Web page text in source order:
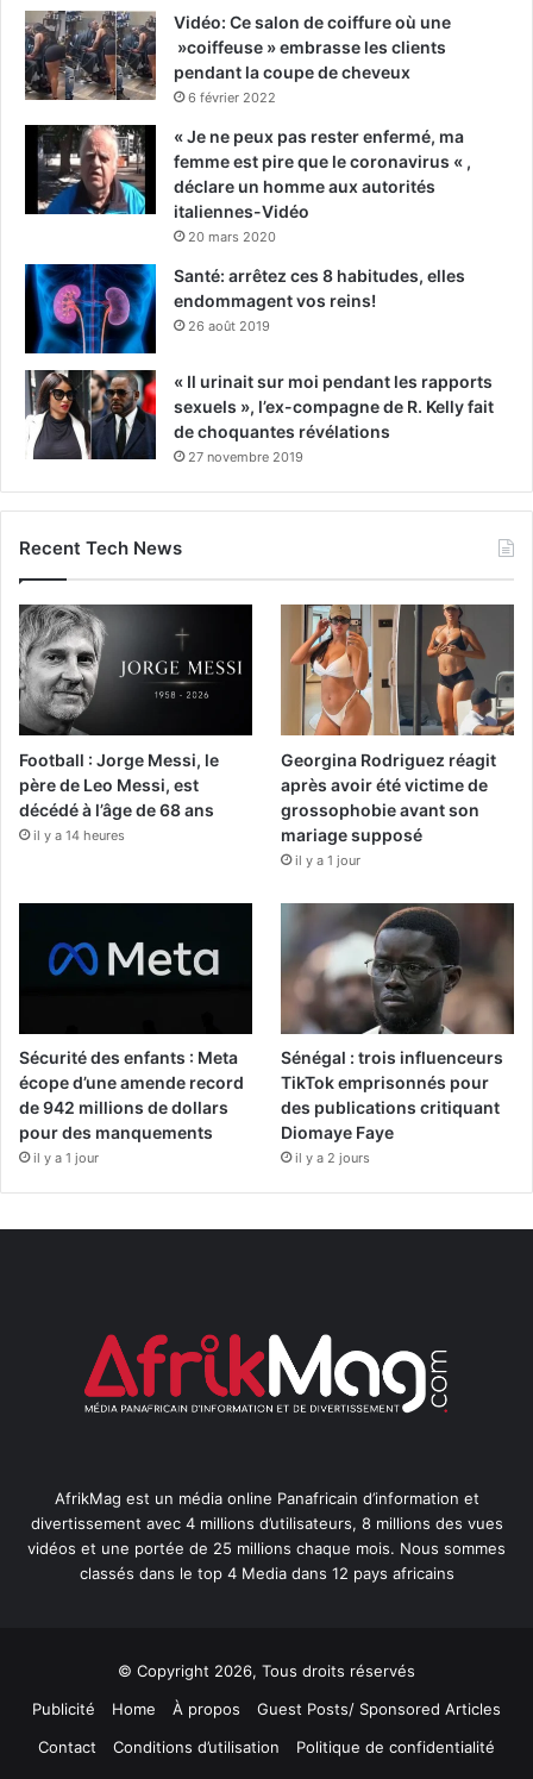
Vidéo: Ce salon de coiffure où une
»coiffeuse » embrasse les clients
pendant la coupe de cheveux
6 février 2022
« Je ne peux pas rester enfermé, ma
femme est pire que le coronavirus « ,
déclare un homme aux autorités
italiennes-Vidéo
20 mars 2020
Santé: arrêtez ces 8 habitudes, elles
endommagent vos reins!
26 août 2019
« Il urinait sur moi pendant les rapports
sexuels », l’ex-compagne de R. Kelly fait
de choquantes révélations
27 novembre 2019
Recent Tech News
Football : Jorge Messi, le
père de Leo Messi, est
décédé à l’âge de 68 ans
il y a 14 heures
Georgina Rodriguez réagit
après avoir été victime de
grossophobie avant son
mariage supposé
il y a 1 jour
Sécurité des enfants : Meta
écope d’une amende record
de 942 millions de dollars
pour des manquements
il y a 1 jour
Sénégal : trois influenceurs
TikTok emprisonnés pour
des publications critiquant
Diomaye Faye
il y a 2 jours
AfrikMag est un média online Panafricain d’information et
divertissement avec 4 millions d’utilisateurs, 8 millions des vues
vidéos et une portée de 25 millions chaque mois. Nous sommes
classés dans le top 4 Media dans 12 pays africains
© Copyright 2026, Tous droits réservés
Publicité
Home À propos
Guest Posts/ Sponsored Articles
Contact
Conditions d’utilisation
Politique de confidentialité